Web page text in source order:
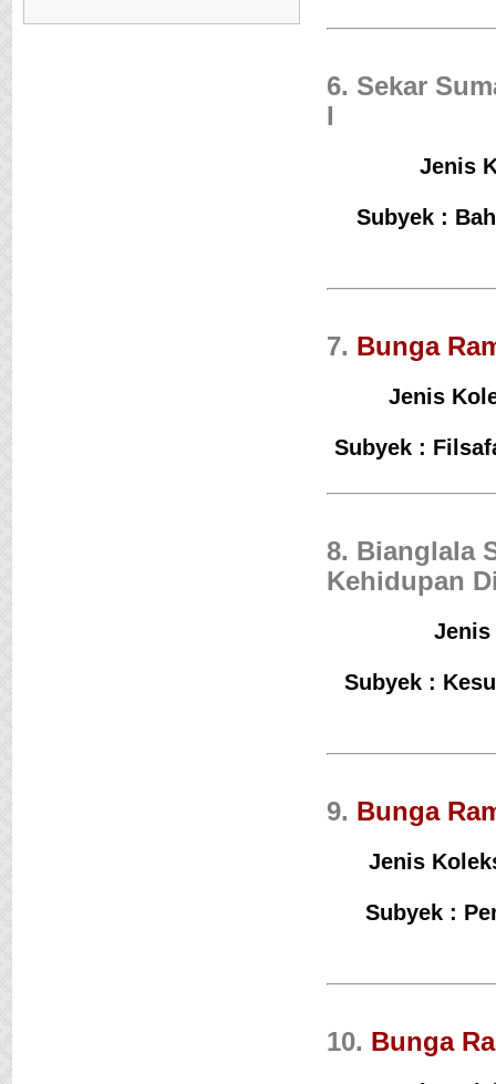
6. Sekar
I
Jenis
Subyek :
7. Bunga
Jenis
Subyek :
8. Bianglala
Kehidupan
Jenis
Subyek :
9. Bunga
Jenis
Subyek :
10. Bunga